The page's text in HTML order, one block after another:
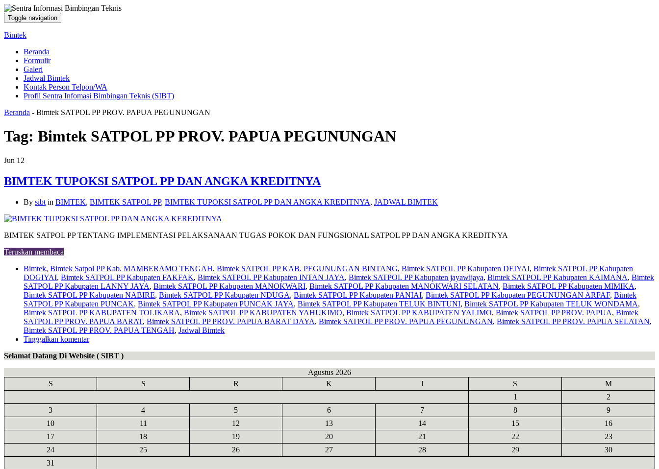
Toggle navigation
Bimtek
Beranda
Formulir
Galeri
Jadwal Bimtek
Kontak Person Telpon/WA
Profil Sentra Infomasi Bimbingan Teknis (SIBT)
Beranda - Bimtek SATPOL PP PROV. PAPUA PEGUNUNGAN
Tag: Bimtek SATPOL PP PROV. PAPUA PEGUNUNGAN
Jun 12
BIMTEK TUPOKSI SATPOL PP DAN ANGKA KREDITNYA
By sibt in BIMTEK, BIMTEK SATPOL PP, BIMTEK TUPOKSI SATPOL PP DAN ANGKA KREDITNYA, JADWAL BIMTEK
BIMTEK SATPOL PP TENTANG IMPLEMENTASI PELAKSANAAN TUGAS POKOK DAN FUNGSIONAL SATPOL PP DAN ANGKA KREDITNYA
Teruskan membaca
Bimtek, Bimtek Satpol PP Kab. MAMBERAMO TENGAH, Bimtek SATPOL PP KAB. PEGUNUNGAN BINTANG, Bimtek SATPOL PP Kabupaten DEIYAI, Bimtek SATPOL PP Kabupaten
DOGIYAI, Bimtek SATPOL PP Kabupaten FAKFAK, Bimtek SATPOL PP Kabupaten INTAN JAYA, Bimtek SATPOL PP Kabupaten jayawijaya, Bimtek SATPOL PP Kabupaten KAIMANA, Bimtek
SATPOL PP Kabupaten LANNY JAYA, Bimtek SATPOL PP Kabupaten MANOKWARI, Bimtek SATPOL PP Kabupaten MANOKWARI SELATAN, Bimtek SATPOL PP Kabupaten MIMIKA,
Bimtek SATPOL PP Kabupaten NABIRE, Bimtek SATPOL PP Kabupaten NDUGA, Bimtek SATPOL PP Kabupaten PANIAI, Bimtek SATPOL PP Kabupaten PEGUNUNGAN ARFAF, Bimtek
SATPOL PP Kabupaten PUNCAK, Bimtek SATPOL PP Kabupaten PUNCAK JAYA, Bimtek SATPOL PP Kabupaten TELUK BINTUNI, Bimtek SATPOL PP Kabupaten TELUK WONDAMA,
Bimtek SATPOL PP KABUPATEN TOLIKARA, Bimtek SATPOL PP KABUPATEN YAHUKIMO, Bimtek SATPOL PP KABUPATEN YALIMO, Bimtek SATPOL PP PROV. PAPUA, Bimtek
SATPOL PP PROV. PAPUA BARAT, Bimtek SATPOL PP PROV. PAPUA BARAT DAYA, Bimtek SATPOL PP PROV. PAPUA PEGUNUNGAN, Bimtek SATPOL PP PROV. PAPUA SELATAN,
Bimtek SATPOL PP PROV. PAPUA TENGAH, Jadwal Bimtek
Tinggalkan komentar
Selamat Datang Di Website ( SIBT )
Agustus 2026
S
S R K J S
M
1
2
3
4 5 6 7 8
9
10
11 12 13 14 15
16
17
18 19 20 21 22
23
24
25 26 27 28 29
30
31